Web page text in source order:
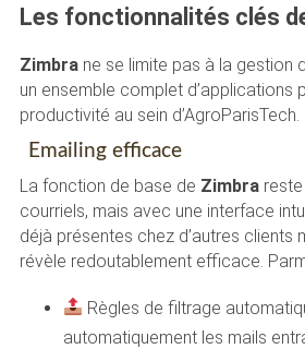
Les fonctionnalités clés
Zimbrane se limite pas à la gestion
un ensemble complet d’applications
productivité au sein d’AgroParisTech.
Emailing efficace
La fonction de base de Zimbrareste
courriels, mais avec une interface
déjà présentes chez d’autres clients
révèle redoutablement efficace.
Règles de filtrage
automatiquement les mails